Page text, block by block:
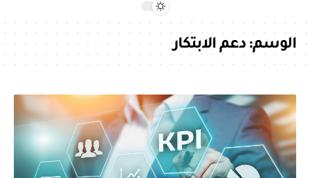
الوسم:دعم الابتكار